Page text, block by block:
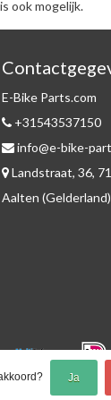
ook mogelijk.
E-Bike Parts.com
+31543537150
info@e-bike-
Landstraat, 36,
Aalten (Gelderland)
Ja